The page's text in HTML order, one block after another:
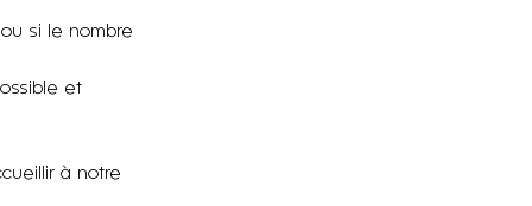
si le nombre
et
à notre